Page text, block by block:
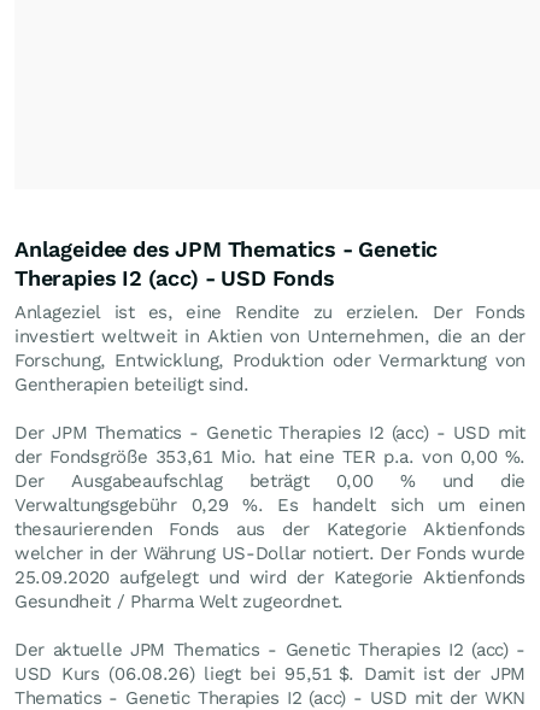
Anlageidee des JPM Thematics - Genetic
Therapies I2 (acc) - USD Fonds
Anlageziel ist es, eine Rendite zu erzielen. Der Fonds
investiert weltweit in Aktien von Unternehmen, die an der
Forschung, Entwicklung, Produktion oder Vermarktung von
Gentherapien beteiligt sind.
Der JPM Thematics - Genetic Therapies I2 (acc) - USD mit
der Fondsgröße 353,61 Mio. hat eine TER p.a. von 0,00 %.
Der Ausgabeaufschlag beträgt 0,00 % und die
Verwaltungsgebühr 0,29 %. Es handelt sich um einen
thesaurierenden Fonds aus der Kategorie Aktienfonds
welcher in der Währung US-Dollar notiert. Der Fonds wurde
25.09.2020 aufgelegt und wird der Kategorie Aktienfonds
Gesundheit / Pharma Welt zugeordnet.
Der aktuelle JPM Thematics - Genetic Therapies I2 (acc) -
USD Kurs (06.08.26) liegt bei 95,51 $. Damit ist der JPM
Thematics - Genetic Therapies I2 (acc) - USD mit der WKN